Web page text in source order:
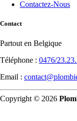
Contactez-Nous
Contact
Partout en Belgique
Téléphone : 0476/
Email :
Copyright © 2026